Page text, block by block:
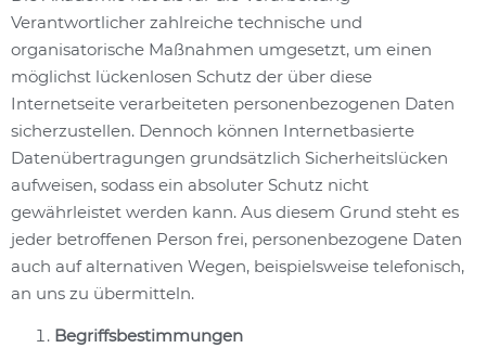
Verantwortlicher zahlreiche technische und
organisatorische Maßnahmen umgesetzt, um einen
möglichst lückenlosen Schutz der über diese
Internetseite verarbeiteten personenbezogenen Daten
sicherzustellen. Dennoch können Internetbasierte
Datenübertragungen grundsätzlich Sicherheitslücken
aufweisen, sodass ein absoluter Schutz nicht
gewährleistet werden kann. Aus diesem Grund steht es
jeder betroffenen Person frei, personenbezogene Daten
auch auf alternativen Wegen, beispielsweise telefonisch,
an uns zu übermitteln.
Begriffsbestimmungen